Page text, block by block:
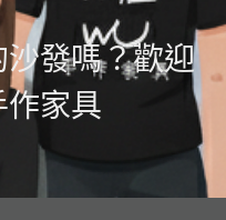
發嗎？歡迎
家具